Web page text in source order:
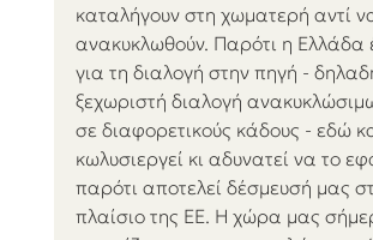
καταλήγουν στη χωματερή αντί
ανακυκλωθούν. Παρότι η Ελλάδα
για τη διαλογή στην πηγή -
ξεχωριστή διαλογή
σε διαφορετικούς κάδους - εδώ
κωλυσιεργεί κι αδυνατεί να το
παρότι αποτελεί δέσμευσή μας
πλαίσιο της ΕΕ. Η χώρα μας